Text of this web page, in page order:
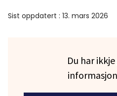
Sist oppdatert : 13. mars 2026
Du har